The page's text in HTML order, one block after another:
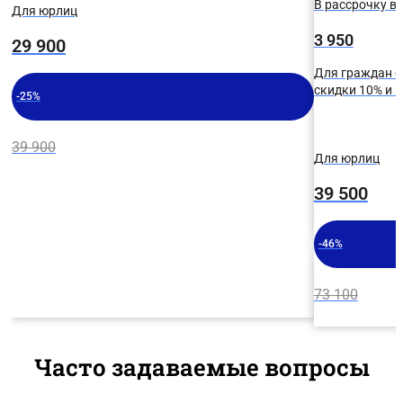
Для юрлиц
29 900
-25%
39 900
В рассрочку в
3 950
Для граждан с
скидки 10% и
Для юрлиц
39 500
-46%
73 100
Часто задаваемые вопросы